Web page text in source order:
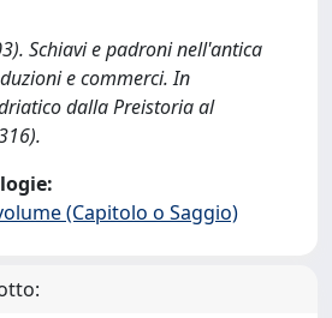
Schiavi e padroni nell'antica
e commerci. In
dalla Preistoria al
(Capitolo o Saggio)